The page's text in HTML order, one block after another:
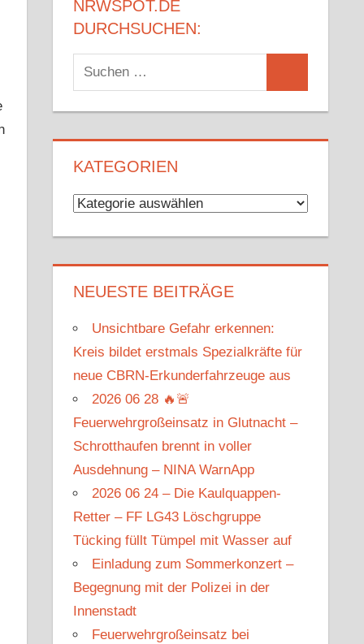
NRWSPOT.DE
DURCHSUCHEN:
Suchen
nach:
KATEGORIEN
Kategorien
NEUESTE BEITRÄGE
Unsichtbare Gefahr erkennen:
Kreis bildet erstmals Spezialkräfte für
neue CBRN-Erkunderfahrzeuge aus
2026 06 28 🔥🚨
Feuerwehrgroßeinsatz in Glutnacht –
Schrotthaufen brennt in voller
Ausdehnung – NINA WarnApp
2026 06 24 – Die Kaulquappen-
Retter – FF LG43 Löschgruppe
Tücking füllt Tümpel mit Wasser auf
Einladung zum Sommerkonzert –
Begegnung mit der Polizei in der
Innenstadt
Feuerwehrgroßeinsatz bei